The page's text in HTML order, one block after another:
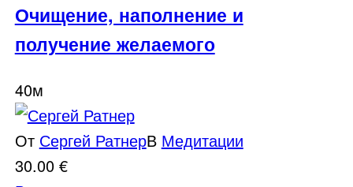
Очищение, наполнение и
получение желаемого
40м
От Сергей РатнерВ Медитации
30.00 €